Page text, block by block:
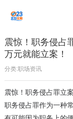
震惊！职务侵占
万元就能立案！
分类:职场资讯
震惊！职务侵占罪立
职务侵占罪作为一种